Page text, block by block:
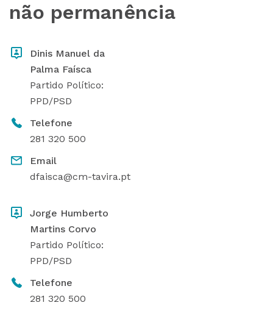
não permanência
Dinis Manuel da
Palma Faísca
Partido Político:
PPD/PSD
Telefone
281 320 500
Email
dfaisca@cm-tavira.pt
Jorge Humberto
Martins Corvo
Partido Político:
PPD/PSD
Telefone
281 320 500